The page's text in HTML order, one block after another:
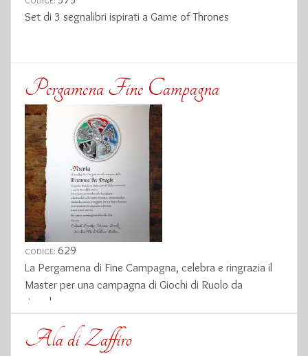
Set di 3 segnalibri ispirati a Game of Thrones
Pergamena Fine Campagna
CODICE: 629
La Pergamena di Fine Campagna, celebra e ringrazia il
Master per una campagna di Giochi di Ruolo da
ricordare
Ala di Zaffiro